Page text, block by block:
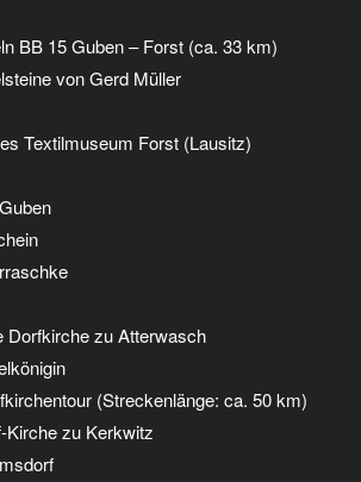
BB 15 Guben – Forst (ca. 33 km)
von Gerd Müller
Textilmuseum Forst (Lausitz)
Dorfkirche zu Atterwasch
(Streckenlänge: ca. 50 km)
Kirche zu Kerkwitz